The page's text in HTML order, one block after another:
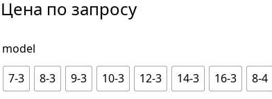
Цена по запросу
model
7-3
8-3 9-3 10-3 12-3 14-3 16-3 8-4